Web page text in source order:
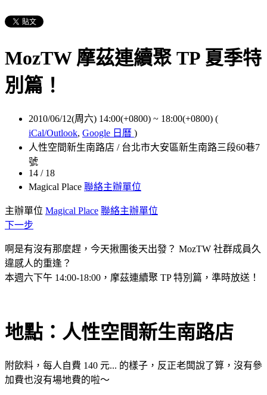
MozTW 摩茲連續聚 TP 夏季特
別篇！
2010/06/12(周六) 14:00(+0800) ~ 18:00(+0800) (
iCal/Outlook, Google 日曆 )
人性空間新生南路店 / 台北市大安區新生南路三段60巷7
號
14 / 18
Magical Place 聯絡主辦單位
主辦單位 Magical Place 聯絡主辦單位
下一步
啊是有沒有那麼趕，今天揪團後天出發？ MozTW 社群成員久
違感人的重逢？
本週六下午 14:00-18:00，摩茲連續聚 TP 特別篇，準時放送！
地點：人性空間新生南路店
附飲料，每人自費 140 元... 的樣子，反正老闆說了算，沒有參
加費也沒有場地費的啦～